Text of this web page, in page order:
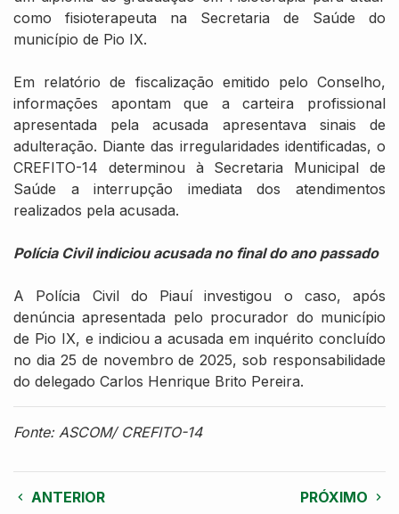
como fisioterapeuta na Secretaria de Saúde do
município de Pio IX.
Em relatório de fiscalização emitido pelo Conselho,
informações apontam que a carteira profissional
apresentada pela acusada apresentava sinais de
adulteração. Diante das irregularidades identificadas, o
CREFITO-14 determinou à Secretaria Municipal de
Saúde a interrupção imediata dos atendimentos
realizados pela acusada.
Polícia Civil indiciou acusada no final do ano passado
A Polícia Civil do Piauí investigou o caso, após
denúncia apresentada pelo procurador do município
de Pio IX, e indiciou a acusada em inquérito concluído
no dia 25 de novembro de 2025, sob responsabilidade
do delegado Carlos Henrique Brito Pereira.
Fonte: ASCOM/ CREFITO-14
ANTERIOR PRÓXIMO